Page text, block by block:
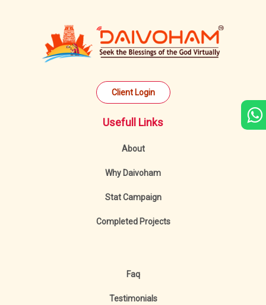
Client Login
Usefull Links
About
Why Daivoham
Stat Campaign
Completed Projects
Faq
Testimonials